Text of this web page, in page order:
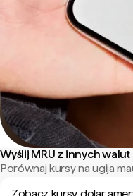
Wyślij MRU z innych walut
Porównaj kursy na ugija